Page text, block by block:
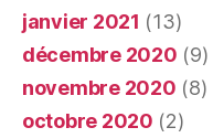
janvier 2021 (13)
décembre 2020 (9)
novembre 2020 (8)
octobre 2020 (2)